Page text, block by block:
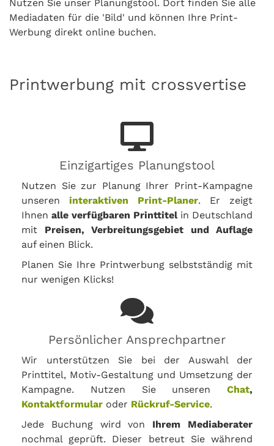
Nutzen Sie unser Planungstool. Dort finden Sie alle
Mediadaten für die 'Bild' und können Ihre Print-
Werbung direkt online buchen.
Printwerbung mit crossvertise
Einzigartiges Planungstool
Nutzen Sie zur Planung Ihrer Print-Kampagne
unseren interaktiven Print-Planer. Er zeigt
Ihnen alle verfügbaren Printtitelin Deutschland
mit Preisen, Verbreitungsgebiet und Auflage
auf einen Blick.
Planen Sie Ihre Printwerbung selbstständig mit
nur wenigen Klicks!
Persönlicher Ansprechpartner
Wir unterstützen Sie bei der Auswahl der
Printtitel, Motiv-Gestaltung und Umsetzung der
Kampagne. Nutzen Sie unseren Chat,
Kontaktformular oder Rückruf-Service.
Jede Buchung wird von Ihrem Mediaberater
nochmal geprüft. Dieser betreut Sie während